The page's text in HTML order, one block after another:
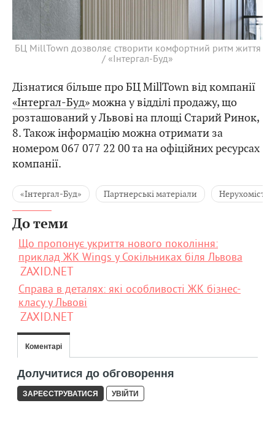
БЦ MillTown дозволяє створити комфортний ритм життя
/ «Інтергал-Буд»
Дізнатися більше про БЦ MillTown від компанії
«Інтергал-Буд»можна у відділі продажу, що
розташований у Львові на площі Старий Ринок,
8. Також інформацію можна отримати за
номером 067 077 22 00 та на офіційних ресурсах
компанії.
«Інтергал-Буд» Партнерські матеріали Нерухомість
До теми
Що пропонує укриття нового покоління:
приклад ЖК Wings у Сокільниках біля Львова
ZAXID.NET
Справа в деталях: які особливості ЖК бізнес-
класу у Львові
ZAXID.NET